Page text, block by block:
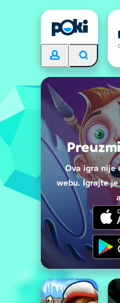
Ova igra nije
webu. Igrajte